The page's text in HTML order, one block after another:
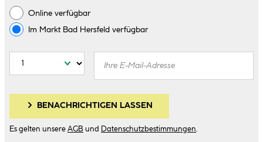
Online verfügbar
Im Markt Bad Hersfeld verfügbar
BENACHRICHTIGEN LASSEN
Es gelten unsere AGB und Datenschutzbestimmungen